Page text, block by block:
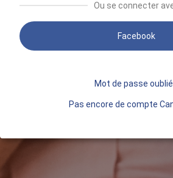
Ou se connecter
Facebook
Mot de passe oublié
Pas encore de compte